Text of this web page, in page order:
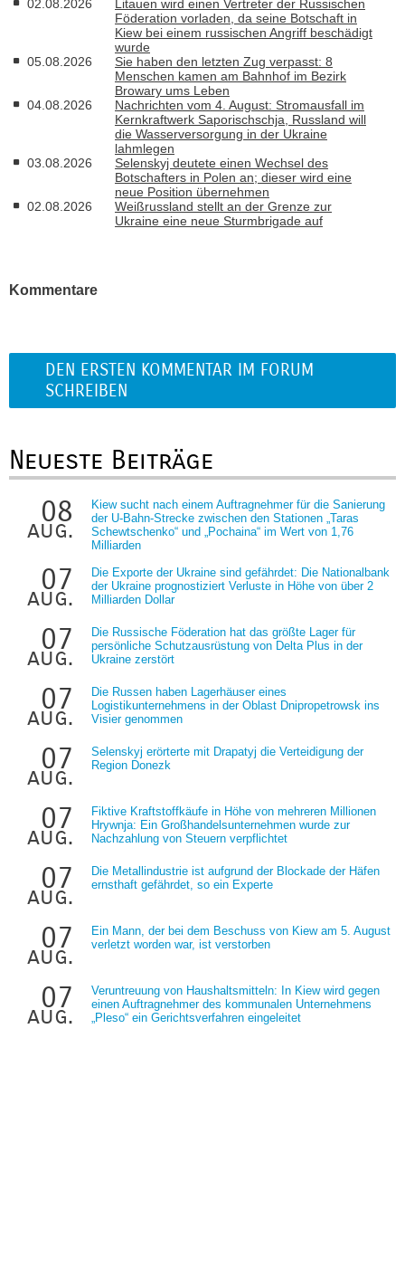
02.08.2026
Litauen wird einen Vertreter der Russischen
Föderation vorladen, da seine Botschaft in
Kiew bei einem russischen Angriff beschädigt
wurde
05.08.2026
Sie haben den letzten Zug verpasst: 8
Menschen kamen am Bahnhof im Bezirk
Browary ums Leben
04.08.2026
Nachrichten vom 4. August: Stromausfall im
Kernkraftwerk Saporischschja, Russland will
die Wasserversorgung in der Ukraine
lahmlegen
03.08.2026
Selenskyj deutete einen Wechsel des
Botschafters in Polen an; dieser wird eine
neue Position übernehmen
02.08.2026
Weißrussland stellt an der Grenze zur
Ukraine eine neue Sturmbrigade auf
Kommentare
DEN ERSTEN KOMMENTAR IM FORUM
SCHREIBEN
Neueste Beiträge
08
aug.
Kiew sucht nach einem Auftragnehmer für die Sanierung
der U-Bahn-Strecke zwischen den Stationen „Taras
Schewtschenko“ und „Pochaina“ im Wert von 1,76
Milliarden
07
aug.
Die Exporte der Ukraine sind gefährdet: Die Nationalbank
der Ukraine prognostiziert Verluste in Höhe von über 2
Milliarden Dollar
07
aug.
Die Russische Föderation hat das größte Lager für
persönliche Schutzausrüstung von Delta Plus in der
Ukraine zerstört
07
aug.
Die Russen haben Lagerhäuser eines
Logistikunternehmens in der Oblast Dnipropetrowsk ins
Visier genommen
07
aug.
Selenskyj erörterte mit Drapatyj die Verteidigung der
Region Donezk
07
aug.
Fiktive Kraftstoffkäufe in Höhe von mehreren Millionen
Hrywnja: Ein Großhandelsunternehmen wurde zur
Nachzahlung von Steuern verpflichtet
07
aug.
Die Metallindustrie ist aufgrund der Blockade der Häfen
ernsthaft gefährdet, so ein Experte
07
aug.
Ein Mann, der bei dem Beschuss von Kiew am 5. August
verletzt worden war, ist verstorben
07
aug.
Veruntreuung von Haushaltsmitteln: In Kiew wird gegen
einen Auftragnehmer des kommunalen Unternehmens
„Pleso“ ein Gerichtsverfahren eingeleitet